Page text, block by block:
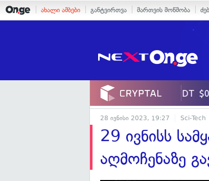
ახალი ამბები განტვირთვა მართვის მოწმობა
28 ივნისი 2023, 19:27 Sci-Tech
29 ივნისს
აღმოჩენაზე